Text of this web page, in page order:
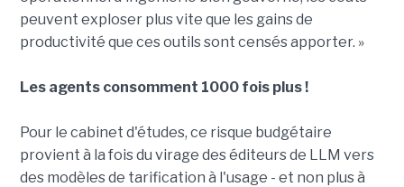
peuvent exploser plus vite que les gains de
productivité que ces outils sont censés apporter. »
Les agents consomment 1000 fois plus !
Pour le cabinet d'études, ce risque budgétaire
provient à la fois du virage des éditeurs de LLM vers
des modèles de tarification à l'usage - et non plus à